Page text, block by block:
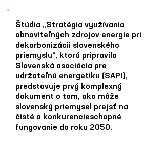
Štúdia „Stratégia využívania
obnoviteľných zdrojov energie pri
dekarbonizácii slovenského
priemyslu“, ktorú pripravila
Slovenská asociácia pre
udržateľnú energetiku (SAPI),
predstavuje prvý komplexný
dokument o tom, ako môže
slovenský priemysel prejsť na
čisté a konkurencieschopné
fungovanie do roku 2050.